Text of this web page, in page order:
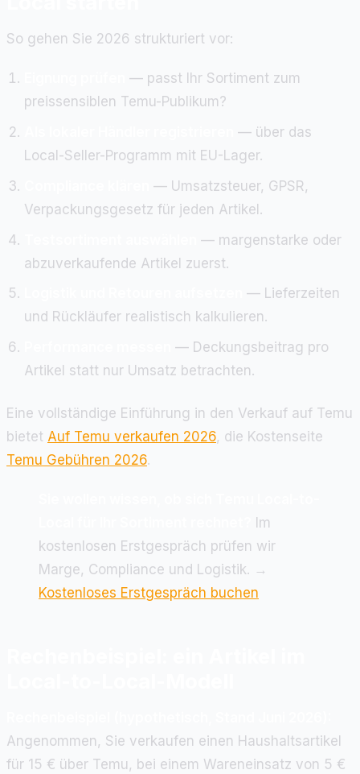
So gehen Sie 2026 strukturiert vor:
— passt Ihr Sortiment zum
preissensiblen Temu-Publikum?
— über das
Local-Seller-Programm mit EU-Lager.
— Umsatzsteuer, GPSR,
Verpackungsgesetz für jeden Artikel.
— margenstarke oder
abzuverkaufende Artikel zuerst.
— Lieferzeiten
und Rückläufer realistisch kalkulieren.
— Deckungsbeitrag pro
Artikel statt nur Umsatz betrachten.
Eine vollständige Einführung in den Verkauf auf Temu
bietet Auf Temu verkaufen 2026, die Kostenseite
Temu Gebühren 2026.
Im
kostenlosen Erstgespräch prüfen wir
Marge, Compliance und Logistik. →
Kostenloses Erstgespräch buchen
Angenommen, Sie verkaufen einen Haushaltsartikel
für 15 € über Temu, bei einem Wareneinsatz von 5 €